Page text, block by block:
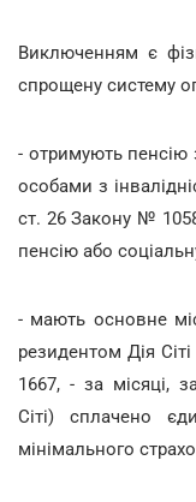
Виключенням є
спрощену систему
- отримують пенсію
особами з
ст. 26 Закону №
пенсію або
- мають основне
резидентом Дія
1667, - за місяці,
Сіті) сплачено
мінімального